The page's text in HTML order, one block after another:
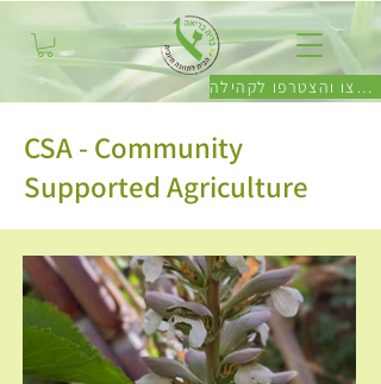
לחצו והצטרפו לקהילה
CSA - Community
Supported Agriculture